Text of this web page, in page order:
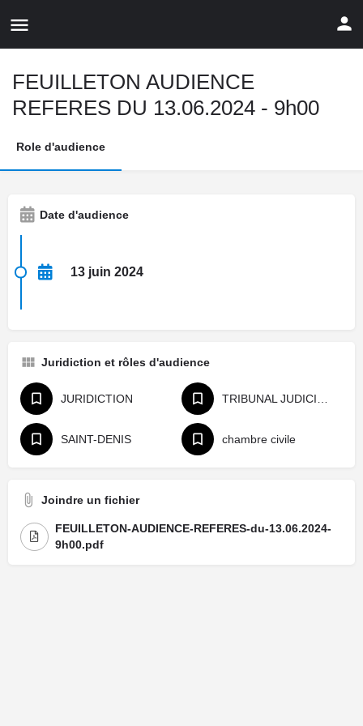
FEUILLETON AUDIENCE
REFERES DU 13.06.2024 - 9h00
Role d'audience
Date d'audience
13 juin 2024
Juridiction et rôles d'audience
JURIDICTION
SAINT-DENIS chambre civile
Joindre un fichier
FEUILLETON-AUDIENCE-REFERES-du-13.06.2024-
9h00.pdf